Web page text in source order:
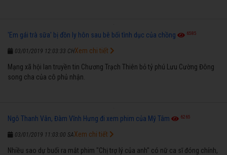
'Em gái trà sữa' bị đồn ly hôn sau bê bối tình dục của chồng 6585
03/01/2019 12:03:33 CH
Mạng xã hội lan truyền tin Chương Trạch Thiên bỏ tỷ phú Lưu Cường Đông
song cha của cô phủ nhận.
Xem chi tiết
Ngô Thanh Vân, Đàm Vĩnh Hưng đi xem phim của Mỹ Tâm 6265
03/01/2019 11:03:00 SA
Nhiều sao dự buổi ra mắt phim "Chị trợ lý của anh" có nữ ca sĩ đóng chính,
Xem chi tiết